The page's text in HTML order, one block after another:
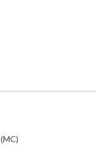
(MC)